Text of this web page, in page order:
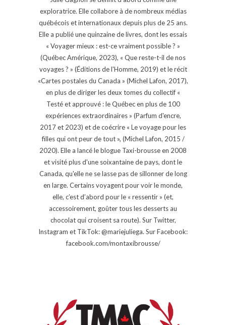
exploratrice. Elle collabore à de nombreux médias
québécois et internationaux depuis plus de 25 ans.
Elle a publié une quinzaine de livres, dont les essais
« Voyager mieux : est-ce vraiment possible ? »
(Québec Amérique, 2023), « Que reste-t-il de nos
voyages ? » (Éditions de l'Homme, 2019) et le récit
«Cartes postales du Canada » (Michel Lafon, 2017),
en plus de diriger les deux tomes du collectif «
Testé et approuvé : le Québec en plus de 100
expériences extraordinaires » (Parfum d'encre,
2017 et 2023) et de coécrire « Le voyage pour les
filles qui ont peur de tout », (Michel Lafon, 2015 /
2020). Elle a lancé le blogue Taxi-brousse en 2008
et visité plus d'une soixantaine de pays, dont le
Canada, qu'elle ne se lasse pas de sillonner de long
en large. Certains voyagent pour voir le monde,
elle, c’est d’abord pour le « ressentir » (et,
accessoirement, goûter tous les desserts au
chocolat qui croisent sa route). Sur Twitter,
Instagram et TikTok: @mariejuliega. Sur Facebook:
facebook.com/montaxibrousse/